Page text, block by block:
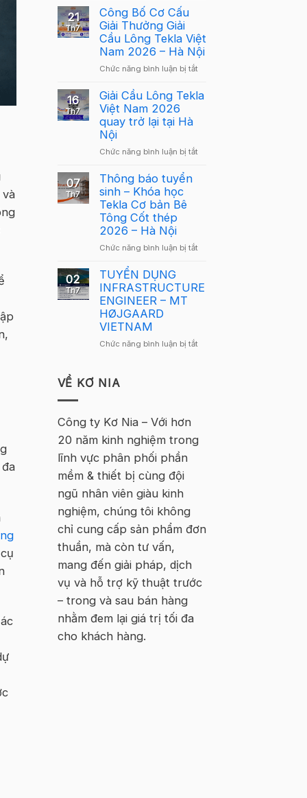
Carbon
–
Hướng
dẫn
dụng
21
Th7
Công Bố Cơ Cấu
Giải Thưởng Giải
Cầu Lông Tekla Việt
Nam 2026 – Hà Nội
Chức năng bình luận bị tắtở
Bố
Giải
Hà
16
Th7
Giải Cầu Lông Tekla
Việt Nam 2026
quay trở lại tại Hà
Nội
Chức năng bình luận bị tắtở
quay
tại
07
Th7
Thông báo tuyển
sinh – Khóa học
Tekla Cơ bản Bê
Tông Cốt thép
2026 – Hà Nội
Chức năng bình luận bị tắtở
tuyển
Tekla
–
02
Th7
TUYỂN DỤNG
INFRASTRUCTURE
ENGINEER – MT
HØJGAARD
VIETNAM
Chức năng bình luận bị tắtở
VIETNAM
VỀ KƠ NIA
Công ty Kơ Nia – Với hơn
20 năm kinh nghiệm trong
lĩnh vực phân phối phần
mềm & thiết bị cùng đội
ngũ nhân viên giàu kinh
nghiệm, chúng tôi không
chỉ cung cấp sản phẩm đơn
thuần, mà còn tư vấn,
mang đến giải pháp, dịch
vụ và hỗ trợ kỹ thuật trước
– trong và sau bán hàng
nhằm đem lại giá trị tối đa
cho khách hàng.